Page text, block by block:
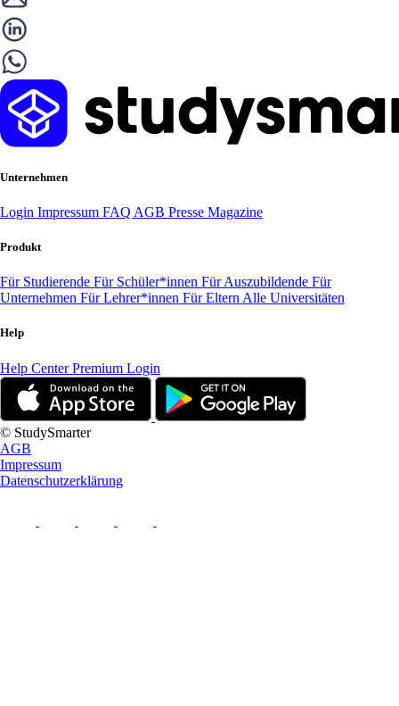
Unternehmen
Login Impressum FAQ AGB Presse Magazine
Produkt
Für Studierende Für Schüler*innen Für Auszubildende Für
Unternehmen Für Lehrer*innen Für Eltern Alle Universitäten
Help
Help CenterPremium Login
© StudySmarter
AGB
Impressum
Datenschutzerklärung